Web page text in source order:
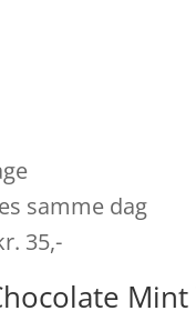
samme dag
35,-